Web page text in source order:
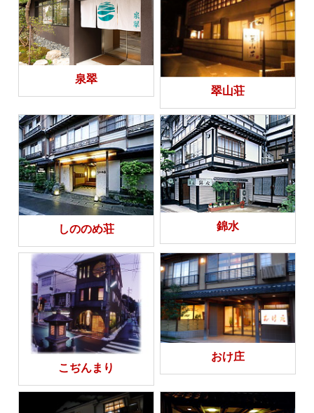
泉翠
翠山荘
しののめ荘 錦水
こぢんまり
おけ庄